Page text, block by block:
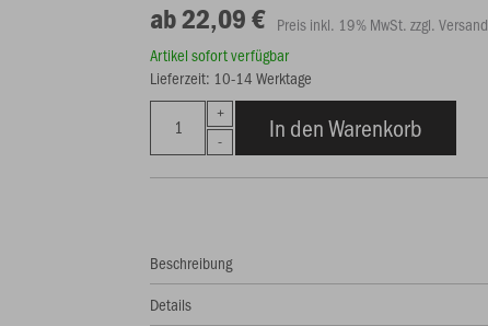
ab 22,09 € Preis inkl. 19% MwSt. zzgl. Versand
Artikel sofort verfügbar
Lieferzeit: 10-14 Werktage
In den Warenkorb
Beschreibung
Details